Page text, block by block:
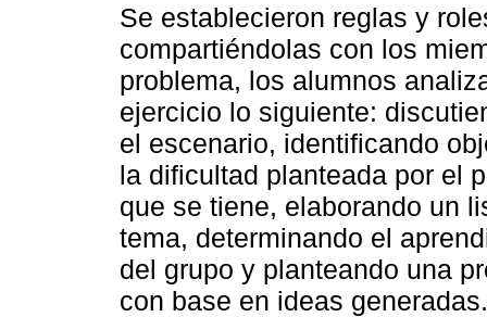
Se establecieron reglas y
compartiéndolas con los
problema, los alumnos
ejercicio lo siguiente:
el escenario, identificando
la dificultad planteada por el
que se tiene, elaborando un
tema, determinando el
del grupo y planteando una
con base en ideas generadas.